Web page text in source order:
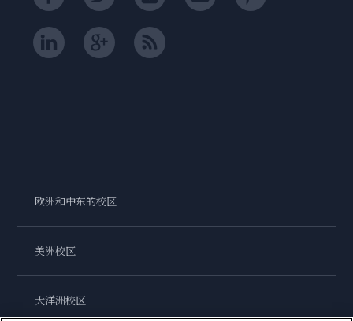
欧洲和中东的校区
美洲校区
大洋洲校区